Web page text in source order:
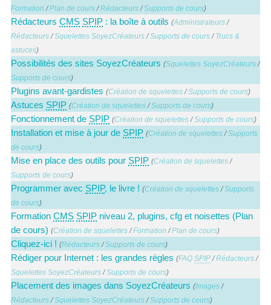
Formation /Plan de cours /Rédacteurs /Supports de cours)
RédacteursCMS SPIP : la boîte à outils (Administrateurs /
Rédacteurs /Squelettes SoyezCréateurs /Supports de cours / Trucs &
astuces)
Possibilités des sites SoyezCréateurs (Squelettes SoyezCréateurs /
Supports de cours)
Plugins avant-gardistes (Création de squelettes /Supports de cours)
Astuces SPIP (Création de squelettes /Supports de cours)
Fonctionnement de SPIP (Création de squelettes /Supports de cours)
Installation et mise à jour de SPIP (Création de squelettes /Supports
de cours)
Mise en place des outils pour SPIP (Création de squelettes /
Supports de cours)
Programmer avec SPIP, le livre ! (Création de squelettes /Supports
de cours)
FormationCMS SPIP niveau 2, plugins, cfg et noisettes (Plan
de cours) (Création de squelettes /Formation /Plan de cours)
Cliquez-ici ! (Rédacteurs /Supports de cours)
Rédiger pour Internet : les grandes règles (FAQSPIP /Rédacteurs /
Squelettes SoyezCréateurs /Supports de cours)
Placement des images dans SoyezCréateurs (Images /
Rédacteurs /Squelettes SoyezCréateurs /Supports de cours)